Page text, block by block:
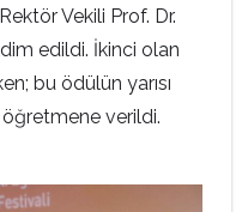
Vekili Prof. Dr.
edildi. İkinci olan
bu ödülün yarısı
verildi.